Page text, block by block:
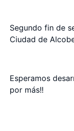
Segundo fin de
Ciudad de
Esperamos
por más!!